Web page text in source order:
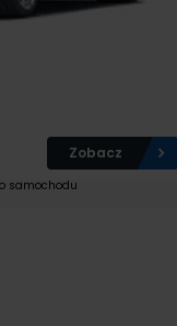
Zobacz
samochodu